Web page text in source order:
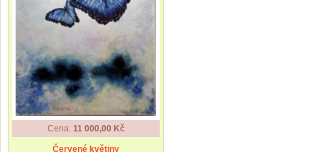
Cena: 11 000,00 Kč
Červené květiny